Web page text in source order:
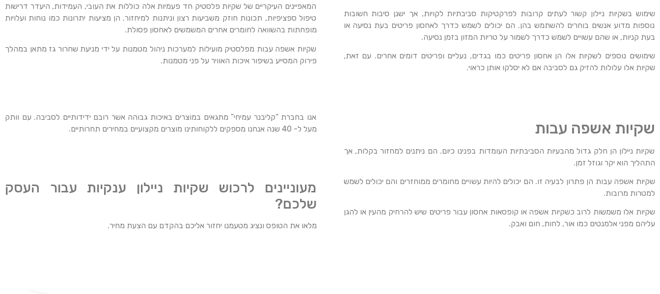
שימוש בשקיות ניילון קשור לעתים קרובות לפרקטיקות סביבתיות לקויות, אך ישנן סיבות חשובות
נוספות מדוע אנשים בוחרים להשתמש בהן. הם יכולים לשמש כדרך לאחסון פריטים בעת נסיעה או
בעת קניות, או שהם עשויים לשמש כדרך לשמור על טריות המזון בזמן נסיעה.
שימושים נוספים לשקיות אלו הן אחסון פריטים כמו בגדים, נעליים ופריטים דומים אחרים. עם זאת,
שקיות אלו עלולות להזיק גם לסביבה אם לא יסלקו אותן כראוי.
שקיות אשפה עבות
שקיות ניילון הן חלק גדול מהבעיות הסביבתיות העומדות בפנינו כיום. הם ניתנים למחזור בקלות, אך
התהליך הוא יקר וגוזל זמן.
שקיות אשפה עבות הן פתרון לבעיה זו. הם יכולים להיות עשויים מחומרים ממוחזרים והם יכולים לשמש
למטרות מרובות.
שקיות אלו משמשות לרוב כשקיות אשפה או קופסאות אחסון עבור פריטים שיש להרחיק מהעין או להגן
עליהם מפני אלמנטים כמו אור, לחות, חום ואבק.
המאפיינים העיקריים של שקיות פלסטיק חד פעמיות אלה כוללות את העובי, העמידות, היעדר דרישות
טיפול ספציפיות, תכונות חוזק משביעות רצון וניתנות למיחזור. הן מציעות יתרונות כמו נוחות ועלויות
מופחתות בהשוואה לחומרים אחרים המשמשים לאחסון פסולת.
שקיות אשפה עבות מפלסטיק מועילות למערכות ניהול מטמנות על ידי מניעת שחרור גז מתאן במהלך
פירוק המסייע בשיפור איכות האוויר על פני מטמנות.
אנו בחברת “קליבנר עמיחי” מתגאים במוצרים באיכות גבוהה אשר רובם ידידותיים לסביבה. עם וותק
מעל ל- 40 שנה אנחנו מספקים ללקוחותינו מוצרים מקצועיים במחירים תחרותיים.
מעוניינים לרכוש שקיות ניילון ענקיות עבור העסק
שלכם?
מלאו את הטופס ונציג מטעמנו יחזור אליכם בהקדם עם הצעת מחיר.